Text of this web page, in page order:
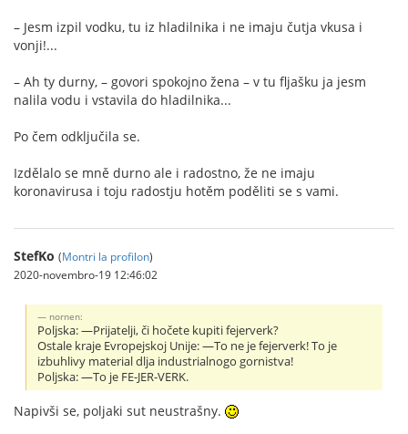
– Jesm izpil vodku, tu iz hladilnika i ne imaju čutja vkusa i
vonji!...
– Ah ty durny, – govori spokojno žena – v tu fljašku ja jesm
nalila vodu i vstavila do hladilnika...
Po čem odključila se.
Izdělalo se mně durno ale i radostno, že ne imaju
koronavirusa i toju radostju hotěm poděliti se s vami.
StefKo (Montri la profilon)
2020-novembro-19 12:46:02
nornen:
Poljska: —Prijatelji, či hočete kupiti fejerverk?
Ostale kraje Evropejskoj Unije: —To ne je fejerverk! To je
izbuhlivy material dlja industrialnogo gornistva!
Poljska: —To je FE-JER-VERK.
Napivši se, poljaki sut neustrašny.